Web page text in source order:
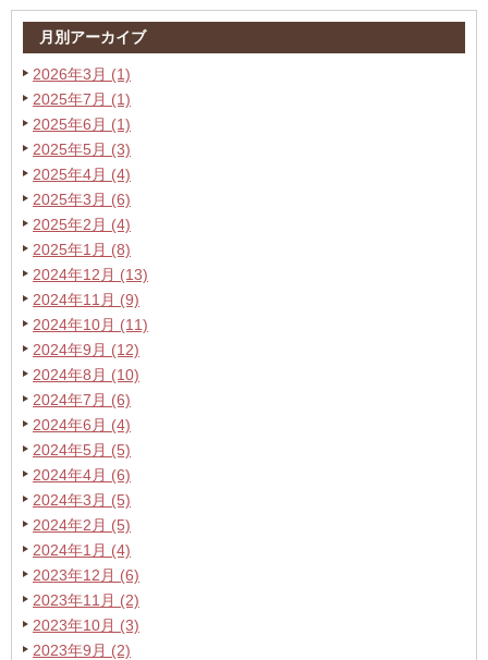
月別アーカイブ
2026年3月 (1)
2025年7月 (1)
2025年6月 (1)
2025年5月 (3)
2025年4月 (4)
2025年3月 (6)
2025年2月 (4)
2025年1月 (8)
2024年12月 (13)
2024年11月 (9)
2024年10月 (11)
2024年9月 (12)
2024年8月 (10)
2024年7月 (6)
2024年6月 (4)
2024年5月 (5)
2024年4月 (6)
2024年3月 (5)
2024年2月 (5)
2024年1月 (4)
2023年12月 (6)
2023年11月 (2)
2023年10月 (3)
2023年9月 (2)